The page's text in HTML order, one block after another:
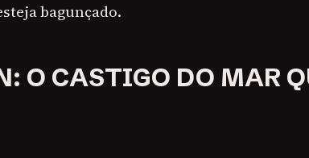
bagunçado.
O CASTIGO DO MAR